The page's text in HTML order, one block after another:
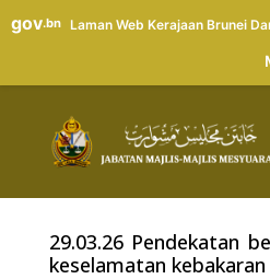
gov.bn Laman Web Kerajaan Brunei
29.03.26 Pendekatan
keselamatan